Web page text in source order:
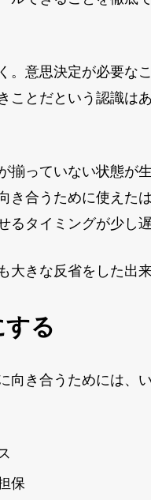
。意思決定が必要な
ことだという認識は
揃っていない状態が
き合うために使えた
タイミングが少し
きな反省をした出来
る
向き合うためには、
保